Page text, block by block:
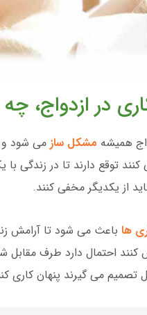
در ازدواج،
همیشه مشکل ساز می شود و
توقع دارند تا در زندگی
از یکدیگر مخفی کنند.
ها باعث می شود تا آرامش
احتمال دارد طرف مقابل
تصمیم می گیرند پنهان کاری